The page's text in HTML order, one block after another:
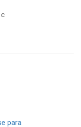
para